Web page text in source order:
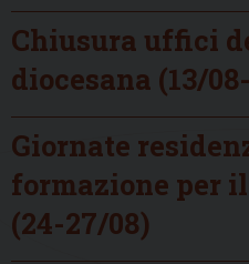
Chiusura uffici
diocesana (13/
Giornate
formazione per
(24-27/08)